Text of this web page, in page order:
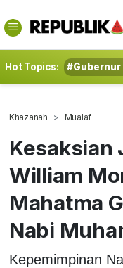
Hot Topics: #Gubernur
Khazanah Mualaf
Kesaksian
William
Mahatma
Nabi
Kepemimpinan